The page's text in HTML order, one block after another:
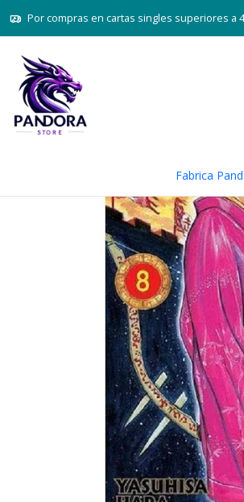
Fabrica
Por compras en cartas singles superiores a